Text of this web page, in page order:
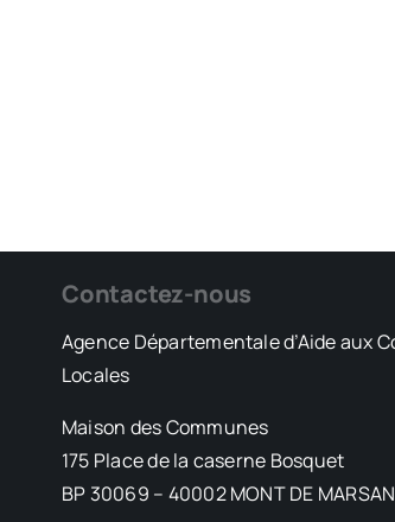
Contactez-nous
Agence Départementale d’Aide aux
Locales
Maison des Communes
175 Place de la caserne Bosquet
BP 30069 – 40002 MONT DE